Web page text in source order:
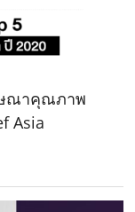
ษณาคุณภาพ
Asia